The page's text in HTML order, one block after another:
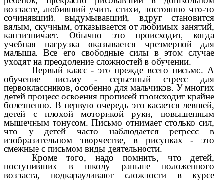
возрасте, любивший учить стихи, постоянно что-то
сочинявший, выдумывавший, вдруг становится
вялым, скучным, отказывается от любимых занятий,
капризничает. Обычно это происходит, когда
учебная нагрузка оказывается чрезмерной для
малыша. Все его свободные силы в этом случае
уходят на преодоление сложностей в обучении.
Первый класс - это прежде всего письмо. А
обучение письму - серьезный стресс для
первоклассников, особенно для мальчиков. У многих
детей процесс освоения прописей происходит крайне
болезненно. В первую очередь это касается левшей,
детей с плохой моторикой руки, повышенным
мышечным тонусом. Письмо отнимает столько сил,
что у детей часто наблюдается регресс в
изобразительном творчестве, в рисунках - это
смежные с письмом виды деятельности.
Кроме того, надо помнить, что детей,
поступивших в школу раньше положенного
возраста, подкарауливают сложности в курсе